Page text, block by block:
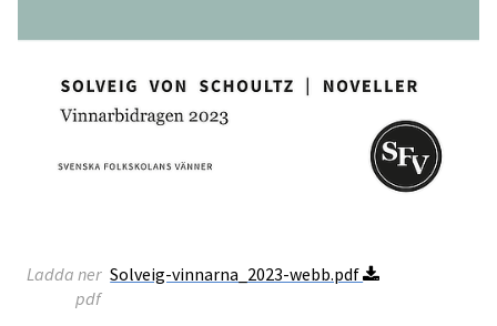
Ladda ner
pdf
Solveig-vinnarna_2023-webb.pdf